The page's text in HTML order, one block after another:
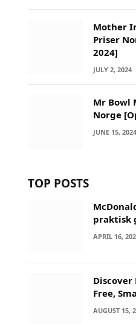
Mother
Priser
2024]
JULY 2, 2024
Mr Bowl
Norge
JUNE 15, 2024
TOP POSTS
praktisk
menyer
APRIL 16,
Discover
Free,
IBAN &
AUGUST 15,